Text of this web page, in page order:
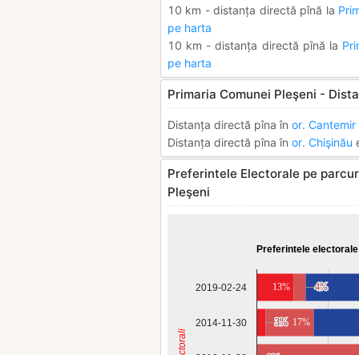
10 km - distanța directă pînă la
pe harta
10 km - distanța directă pînă la
pe harta
Primaria Comunei Pleşeni -
Distanța directă pîna în or. Cantemir
Distanța directă pîna în or. Chişinău
Preferintele Electorale pe
Pleşeni
Preferintele
2019-02-24
2014-11-30
13%
3%
3%
4%
4%
17%